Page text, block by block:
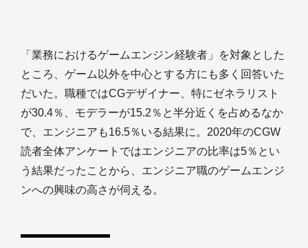
「業務におけるゲームエンジン経験者」を対象とした
ところ、ゲーム以外を中心とする方にも多く回答いた
だいた。職種ではCGデザイナー、特にゼネラリスト
が30.4％、モデラーが15.2％と半分近くを占めるなか
で、エンジニアも16.5％いる結果に。2020年のCGW
読者全体アンケートではエンジニアの比率は5％とい
う結果だったことから、エンジニア職のゲームエンジ
ンへの興味の高さが伺える。